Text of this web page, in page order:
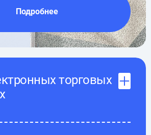
Подробнее
торговых